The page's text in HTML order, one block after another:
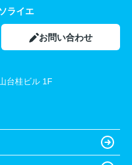
ライエ
お問い合わせ
台桂ビル 1F